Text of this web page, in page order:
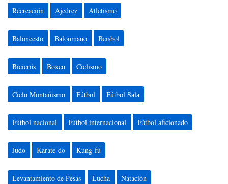
Recreación Ajedrez Atletismo
Baloncesto Balonmano Beisbol
Bicicrós Boxeo Ciclismo
Ciclo Montañismo Fútbol Fútbol Sala
Fútbol nacional Fútbol internacional Fútbol aficionado
Judo Karate-do Kung-fú
Levantamiento de Pesas Lucha Natación